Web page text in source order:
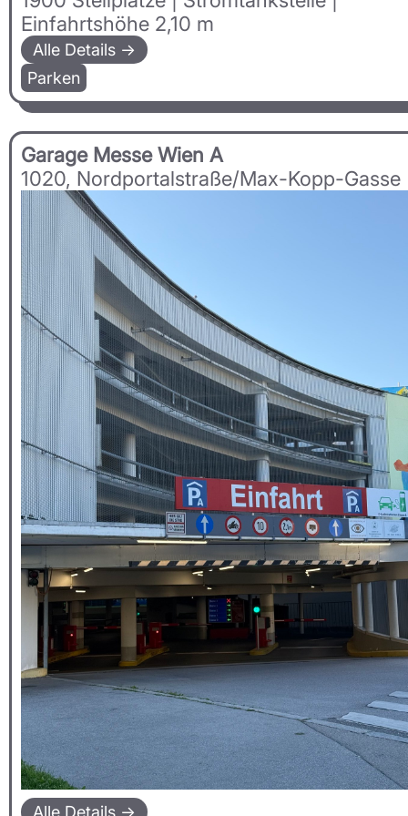
Einfahrtshöhe 2,10 m
Alle Details →
Parken
Garage Messe Wien A
1020, Nordportalstraße/Max-Kopp-Gasse